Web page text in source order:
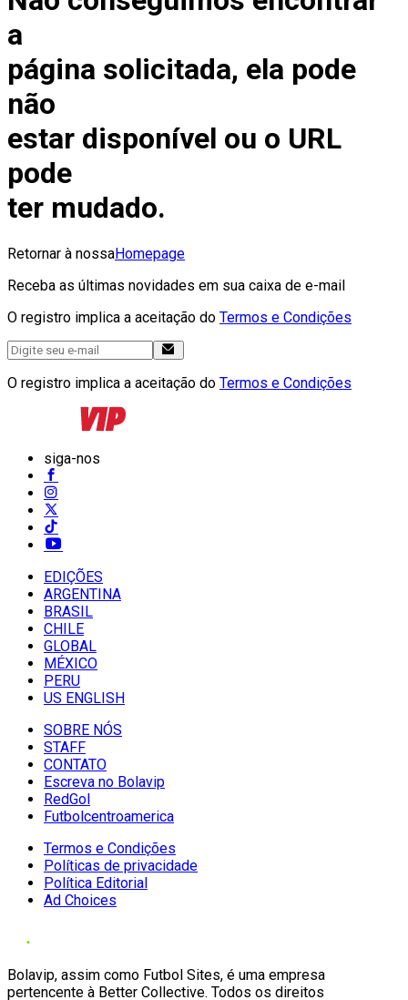
a
página solicitada, ela pode
não
estar disponível ou o URL
pode
ter mudado.
Retornar à nossaHomepage
Receba as últimas novidades em sua caixa de e-mail
O registro implica a aceitação do Termos e Condições
O registro implica a aceitação do Termos e Condições
siga-nos
EDIÇÕES
ARGENTINA
BRASIL
CHILE
GLOBAL
MÉXICO
PERU
US ENGLISH
SOBRE NÓS
STAFF
CONTATO
Escreva no Bolavip
RedGol
Futbolcentroamerica
Termos e Condições
Políticas de privacidade
Política Editorial
Ad Choices
Bolavip, assim como Futbol Sites, é uma empresa
pertencente à Better Collective. Todos os direitos